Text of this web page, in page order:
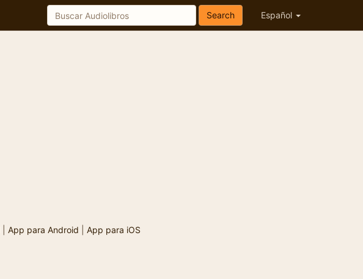
Español
Search
App para Android App para iOS